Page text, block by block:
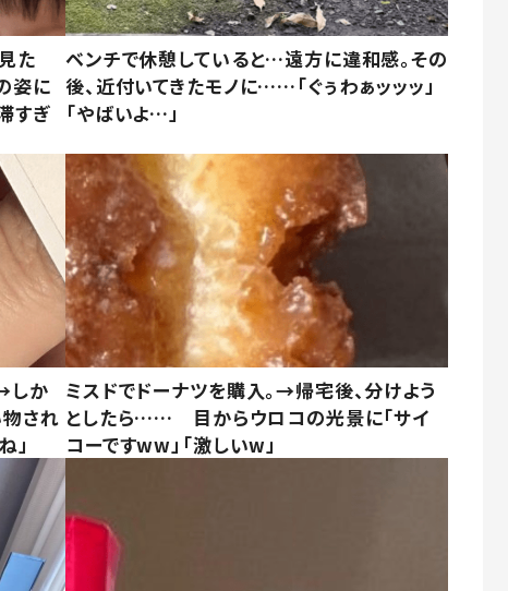
た
姿に
すぎ
ベンチで休憩していると…遠方に違和感。その
後、近付いてきたモノに……「ぐぅわぁッッッ」
「やばいよ…」
しか
され
」
ミスドでドーナツを購入。→帰宅後、分けよう
としたら…… 目からウロコの光景に「サイ
コーですww」「激しいw」